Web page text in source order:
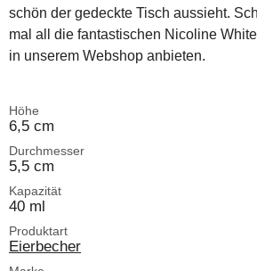
schön der gedeckte Tisch aussieht.
mal all die fantastischen Nicoline
in unserem Webshop anbieten.
Höhe
6,5 cm
Durchmesser
5,5 cm
Kapazität
40 ml
Produktart
Eierbecher